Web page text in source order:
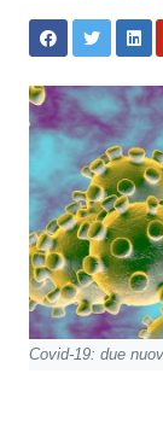
Covid-19: due